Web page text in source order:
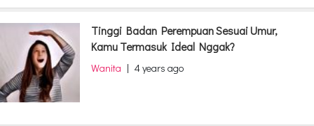
Tinggi Badan Perempuan Sesuai Umur,
Kamu Termasuk Ideal Nggak?
Wanita | 4 years ago